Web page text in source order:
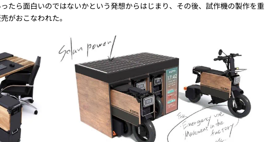
たら面白いのではないかという発想からはじまり、その後、試作機の製作を重
がおこなわれた。